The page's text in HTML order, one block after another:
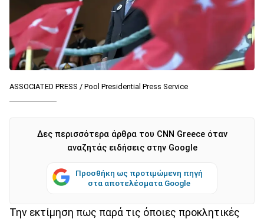
ASSOCIATED PRESS / Pool Presidential Press Service
Δες περισσότερα άρθρα του CNN Greece όταν
αναζητάς ειδήσεις στην Google
Προσθήκη ως προτιμώμενη πηγή
στα αποτελέσματα Google
Την εκτίμηση πως παρά τις όποιες προκλητικές